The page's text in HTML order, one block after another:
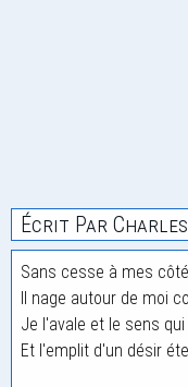
Écrit Par
Sans cesse à mes
Il nage autour de moi
Je l'avale et le sens
Et l'emplit d'un désir